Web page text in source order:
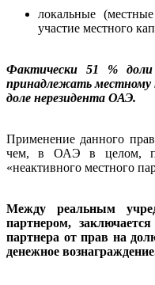
локальные
участие местного
Фактически 51 %
принадлежать
доле нерезидента ОАЭ.
Применение данного
чем, в ОАЭ в целом,
«неактивного местного
Между реальным
партнером,
партнера от прав на
денежное